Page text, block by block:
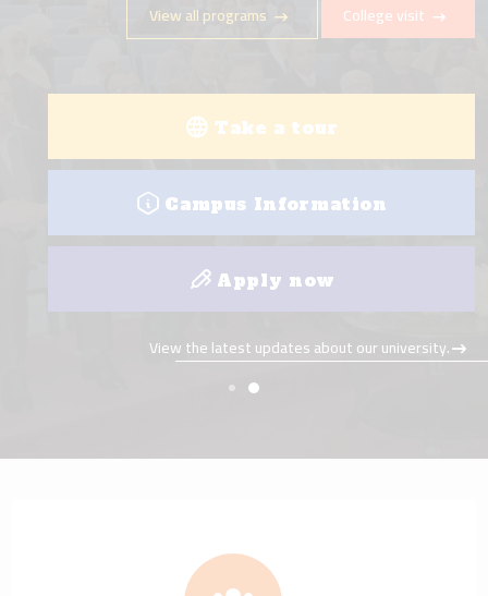
College visit
View all programs
Take a tour
Campus Information
Apply now
View the latest updates about our university.